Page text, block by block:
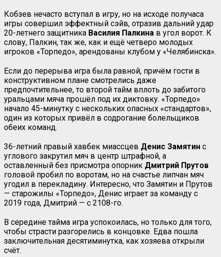
Кобзев нечасто вступал в игру, но на исходе получаса
игры совершил эффектный сэйв, отразив дальний удар
20-летнего защитника Василия Палкина в угол ворот. К
слову, Палкин, так же, как и ещё четверо молодых
игроков «Торпедо», арендованы клубом у «Челябинска».
Если до перерыва игра была равной, причём гости в
конструктивном плане смотрелись даже
предпочтительнее, то второй тайм вплоть до забитого
уральцами мяча прошёл под их диктовку. «Торпедо»
начало 45-минутку с нескольких опасных «стандартов»,
один из которых привёл в содрогание болельщиков
обеих команд.
36-летний правый хавбек миассцев Денис Замятин с
углового закрутил мяч в центр штрафной, а
оставленный без присмотра опорник Дмитрий Прутов
головой пробил по воротам, но на счастье липчан мяч
угодил в перекладину. Интересно, что Замятин и Прутов
— старожилы «Торпедо», Денис играет за команду с
2019 года, Дмитрий — с 2108-го.
В середине тайма игра успокоилась, но только для того,
чтобы страсти разгорелись в концовке. Едва пошла
заключительная десятиминутка, как хозяева открыли
счёт.